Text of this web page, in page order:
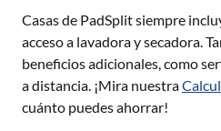
Casas de PadSplit siempre
acceso a lavadora y secadora.
beneficios adicionales, como
a distancia. ¡Mira nuestra
cuánto puedes ahorrar!